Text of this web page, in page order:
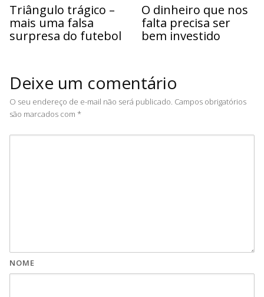
Triângulo trágico –
mais uma falsa
surpresa do futebol
O dinheiro que nos
falta precisa ser
bem investido
Deixe um comentário
O seu endereço de e-mail não será publicado. Campos obrigatórios
são marcados com *
NOME